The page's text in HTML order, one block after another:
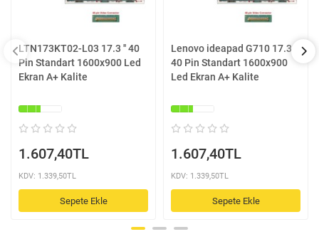
LTN173KT02-L03 17.3 '' 40
Pin Standart 1600x900 Led
Ekran A+ Kalite
1.607,40TL
KDV: 1.339,50TL
Sepete Ekle
Lenovo ideapad G710 17.3 ''
40 Pin Standart 1600x900
Led Ekran A+ Kalite
1.607,40TL
KDV: 1.339,50TL
Sepete Ekle